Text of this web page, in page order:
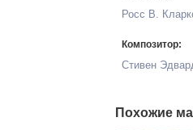
Росс В.
Композитор:
Стивен
Похожие